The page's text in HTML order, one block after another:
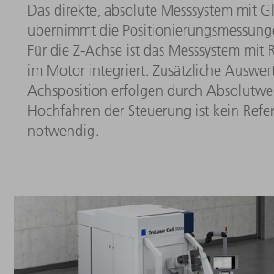
Das direkte, absolute Messsystem mit
übernimmt die
Für die Z-Achse ist das Messsystem mit
im Motor integriert. Zusätzliche
Achsposition erfolgen durch
Hochfahren der Steuerung ist kein
notwendig.